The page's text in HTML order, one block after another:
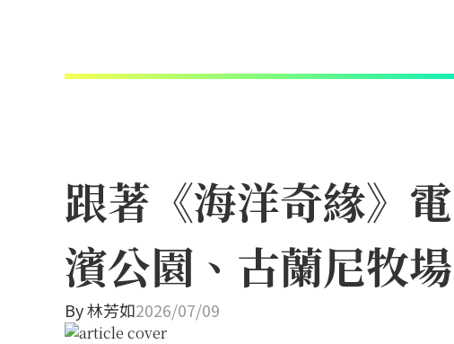
跟著《海洋奇緣》
濱公園、古蘭尼牧
By林芳如2026/07/09